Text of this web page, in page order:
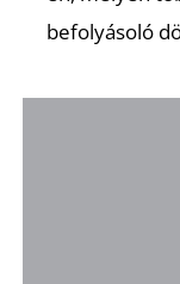
befolyásoló